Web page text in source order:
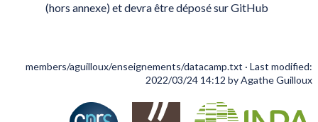
(hors annexe) et devra être déposé sur GitHub
members/aguilloux/enseignements/datacamp.txt · Last modified:
2022/03/24 14:12 byAgathe Guilloux